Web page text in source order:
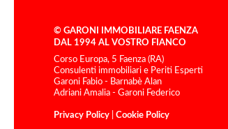
© GARONI IMMOBILIARE FAENZA
DAL 1994 AL VOSTRO FIANCO
Corso Europa, 5 Faenza (RA)
Consulenti immobiliari e Periti Esperti
Garoni Fabio - Barnabè Alan
Adriani Amalia - Garoni Federico
Privacy Policy Cookie Policy